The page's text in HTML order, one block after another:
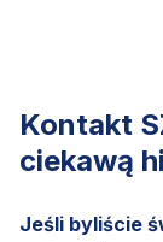
Kontakt
ciekawą
Jeśli byliście